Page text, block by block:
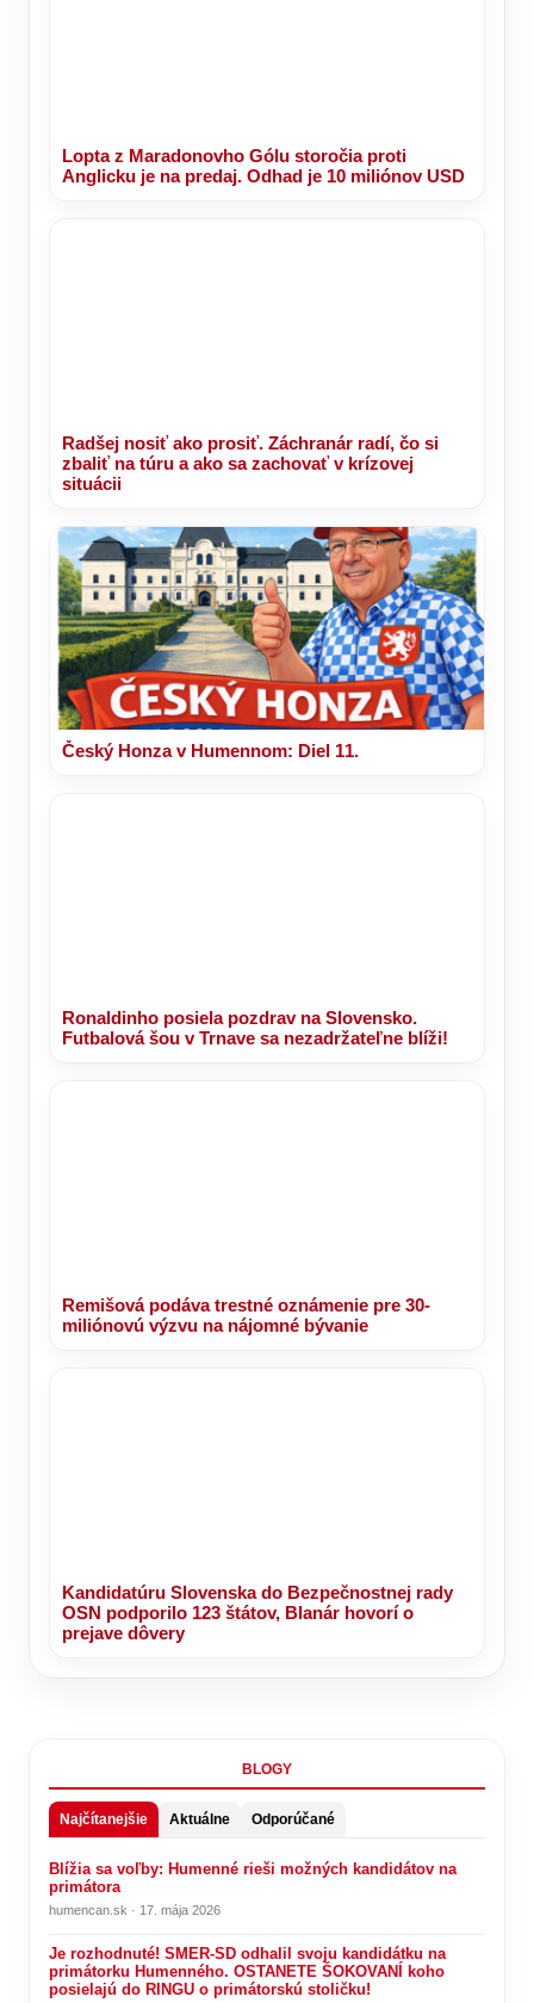
Lopta z Maradonovho Gólu storočia proti
Anglicku je na predaj. Odhad je 10 miliónov USD
Radšej nosiť ako prosiť. Záchranár radí, čo si
zbaliť na túru a ako sa zachovať v krízovej
situácii
Český Honza v Humennom: Diel 11.
Ronaldinho posiela pozdrav na Slovensko.
Futbalová šou v Trnave sa nezadržateľne blíži!
Remišová podáva trestné oznámenie pre 30-
miliónovú výzvu na nájomné bývanie
Kandidatúru Slovenska do Bezpečnostnej rady
OSN podporilo 123 štátov, Blanár hovorí o
prejave dôvery
BLOGY
Najčítanejšie Aktuálne Odporúčané
Blížia sa voľby: Humenné rieši možných kandidátov na
primátora
humencan.sk · 17. mája 2026
Je rozhodnuté! SMER-SD odhalil svoju kandidátku na
primátorku Humenného. OSTANETE ŠOKOVANÍ koho
posielajú do RINGU o primátorskú stoličku!